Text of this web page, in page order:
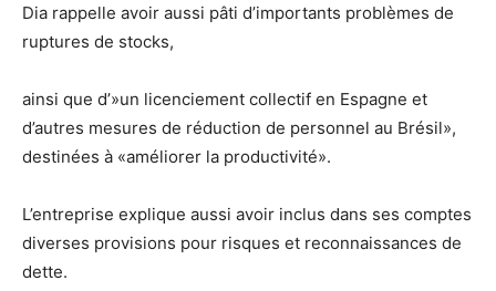
Dia rappelle avoir aussi pâti d’importants problèmes de
ruptures de stocks,
ainsi que d’»un licenciement collectif en Espagne et
d’autres mesures de réduction de personnel au Brésil»,
destinées à «améliorer la productivité».
L’entreprise explique aussi avoir inclus dans ses comptes
diverses provisions pour risques et reconnaissances de
dette.